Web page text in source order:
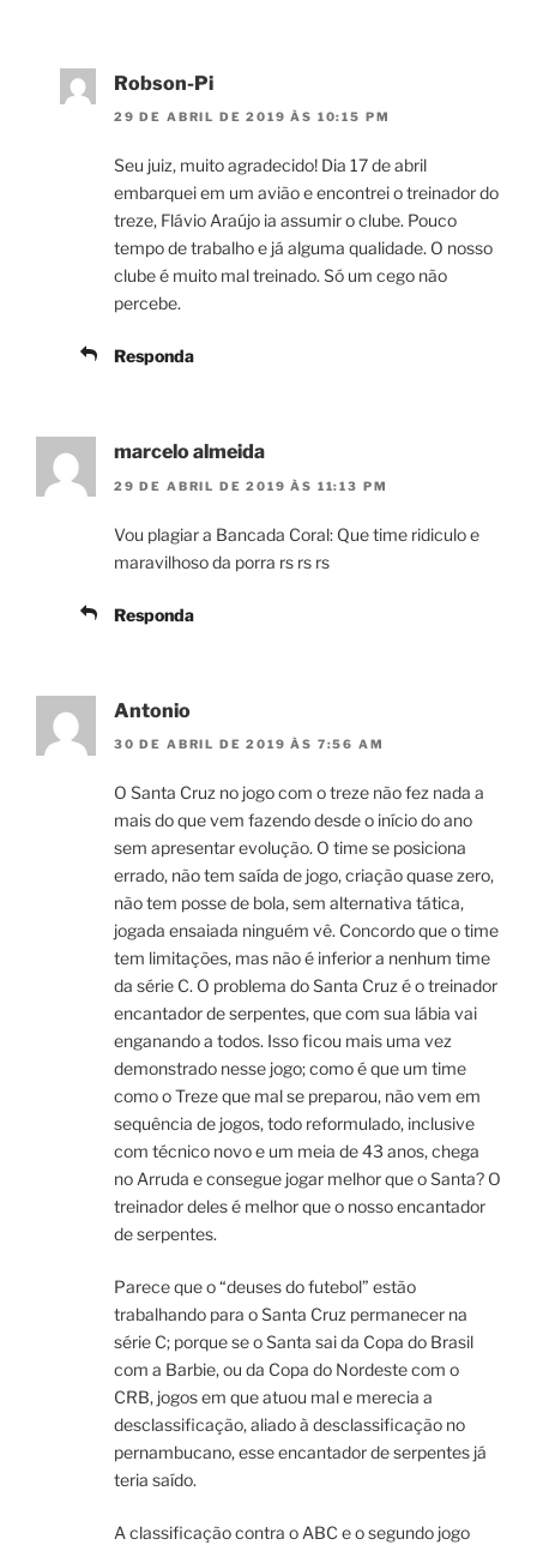
Robson-Pi
29 DE ABRIL DE 2019 ÀS 10:15 PM
Seu juiz, muito agradecido! Dia 17 de abril
embarquei em um avião e encontrei o treinador do
treze, Flávio Araújo ia assumir o clube. Pouco
tempo de trabalho e já alguma qualidade. O nosso
clube é muito mal treinado. Só um cego não
percebe.
Responda
marcelo almeida
29 DE ABRIL DE 2019 ÀS 11:13 PM
Vou plagiar a Bancada Coral: Que time ridiculo e
maravilhoso da porra rs rs rs
Responda
Antonio
30 DE ABRIL DE 2019 ÀS 7:56 AM
O Santa Cruz no jogo com o treze não fez nada a
mais do que vem fazendo desde o início do ano
sem apresentar evolução. O time se posiciona
errado, não tem saída de jogo, criação quase zero,
não tem posse de bola, sem alternativa tática,
jogada ensaiada ninguém vê. Concordo que o time
tem limitações, mas não é inferior a nenhum time
da série C. O problema do Santa Cruz é o treinador
encantador de serpentes, que com sua lábia vai
enganando a todos. Isso ficou mais uma vez
demonstrado nesse jogo; como é que um time
como o Treze que mal se preparou, não vem em
sequência de jogos, todo reformulado, inclusive
com técnico novo e um meia de 43 anos, chega
no Arruda e consegue jogar melhor que o Santa? O
treinador deles é melhor que o nosso encantador
de serpentes.
Parece que o “deuses do futebol” estão
trabalhando para o Santa Cruz permanecer na
série C; porque se o Santa sai da Copa do Brasil
com a Barbie, ou da Copa do Nordeste com o
CRB, jogos em que atuou mal e merecia a
desclassificação, aliado à desclassificação no
pernambucano, esse encantador de serpentes já
teria saído.
A classificação contra o ABC e o segundo jogo